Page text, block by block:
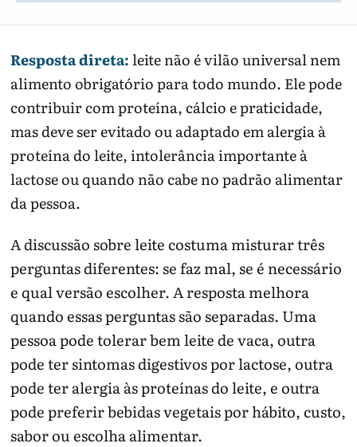
Resposta direta:leite não é vilão universal nem
alimento obrigatório para todo mundo. Ele pode
contribuir com proteína, cálcio e praticidade,
mas deve ser evitado ou adaptado em alergia à
proteína do leite, intolerância importante à
lactose ou quando não cabe no padrão alimentar
da pessoa.
A discussão sobre leite costuma misturar três
perguntas diferentes: se faz mal, se é necessário
e qual versão escolher. A resposta melhora
quando essas perguntas são separadas. Uma
pessoa pode tolerar bem leite de vaca, outra
pode ter sintomas digestivos por lactose, outra
pode ter alergia às proteínas do leite, e outra
pode preferir bebidas vegetais por hábito, custo,
sabor ou escolha alimentar.